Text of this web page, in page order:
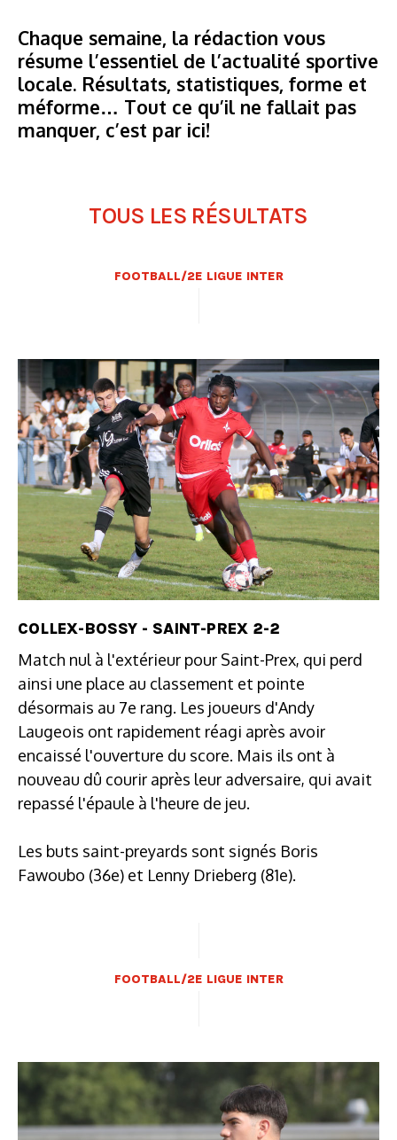
Chaque semaine, la rédaction vous
résume l’essentiel de l’actualité sportive
locale. Résultats, statistiques, forme et
méforme… Tout ce qu’il ne fallait pas
manquer, c’est par ici!
TOUS LES RÉSULTATS
FOOTBALL/2E LIGUE INTER
COLLEX-BOSSY - SAINT-PREX 2-2
Match nul à l'extérieur pour Saint-Prex, qui perd
ainsi une place au classement et pointe
désormais au 7e rang. Les joueurs d'Andy
Laugeois ont rapidement réagi après avoir
encaissé l'ouverture du score. Mais ils ont à
nouveau dû courir après leur adversaire, qui avait
repassé l'épaule à l'heure de jeu.
Les buts saint-preyards sont signés Boris
Fawoubo (36e) et Lenny Drieberg (81e).
FOOTBALL/2E LIGUE INTER